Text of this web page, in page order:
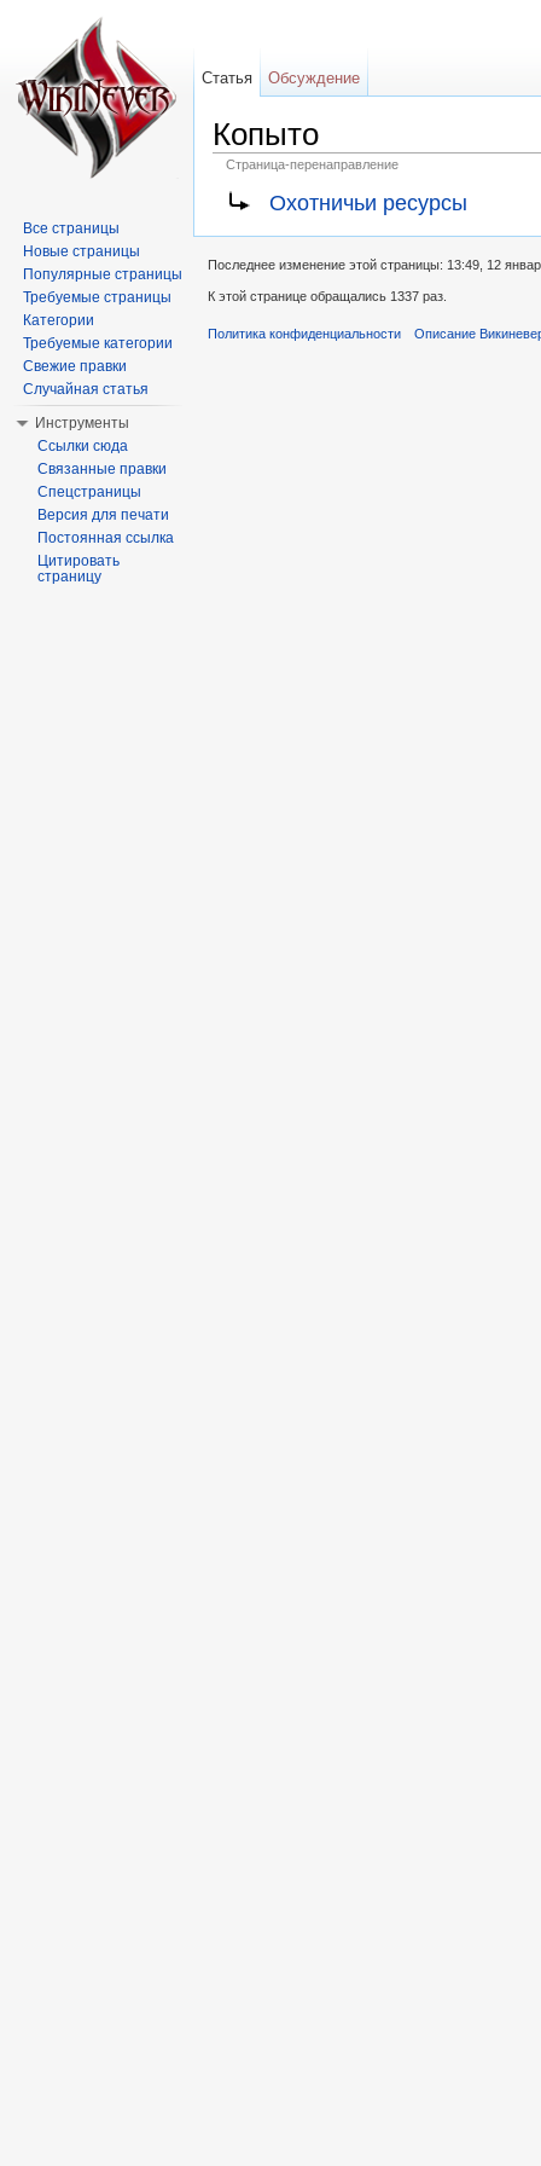
Копыто
Страница-перенаправление
Охотничьи ресурсы
Статья Обсуждение
Все страницы
Новые страницы
Популярные страницы
Требуемые страницы
Категории
Требуемые категории
Свежие правки
Случайная статья
Инструменты
Ссылки сюда
Связанные правки
Спецстраницы
Версия для печати
Постоянная ссылка
Цитировать
страницу
Последнее изменение этой страницы: 13:49, 12
К этой странице обращались 1337 раз.
Политика конфиденциальности Описание